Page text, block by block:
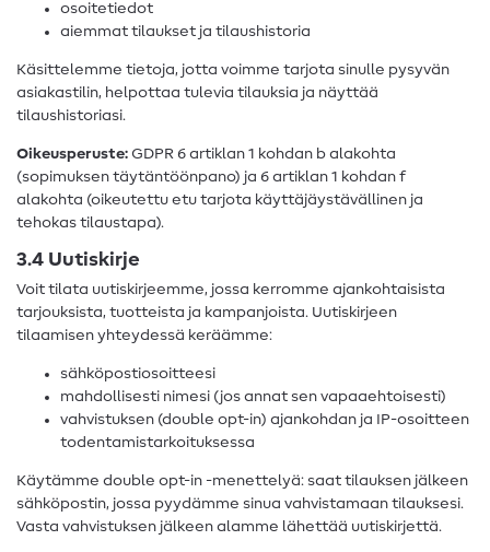
osoitetiedot
aiemmat tilaukset ja tilaushistoria
Käsittelemme tietoja, jotta voimme tarjota sinulle pysyvän
asiakastilin, helpottaa tulevia tilauksia ja näyttää
tilaushistoriasi.
Oikeusperuste: GDPR 6 artiklan 1 kohdan b alakohta
(sopimuksen täytäntöönpano) ja 6 artiklan 1 kohdan f
alakohta (oikeutettu etu tarjota käyttäjäystävällinen ja
tehokas tilaustapa).
3.4 Uutiskirje
Voit tilata uutiskirjeemme, jossa kerromme ajankohtaisista
tarjouksista, tuotteista ja kampanjoista. Uutiskirjeen
tilaamisen yhteydessä keräämme:
sähköpostiosoitteesi
mahdollisesti nimesi (jos annat sen vapaaehtoisesti)
vahvistuksen (double opt-in) ajankohdan ja IP-osoitteen
todentamistarkoituksessa
Käytämme double opt-in -menettelyä: saat tilauksen jälkeen
sähköpostin, jossa pyydämme sinua vahvistamaan tilauksesi.
Vasta vahvistuksen jälkeen alamme lähettää uutiskirjettä.